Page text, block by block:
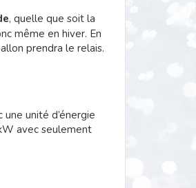
, quelle que soit la
même en hiver. En
prendra le relais.
unité d’énergie
avec seulement